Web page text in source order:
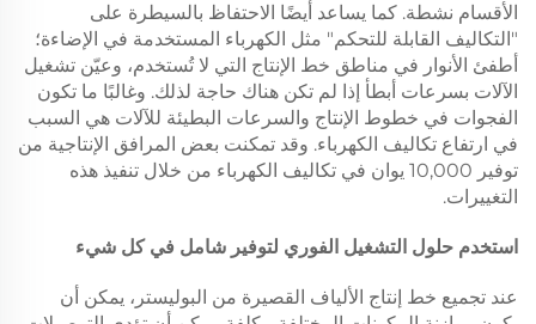
الأقسام نشطة. كما يساعد أيضًا الاحتفاظ بالسيطرة على
"التكاليف القابلة للتحكم" مثل الكهرباء المستخدمة في الإضاءة؛
أطفئ الأنوار في مناطق خط الإنتاج التي لا تُستخدم، وعيّن تشغيل
الآلات بسرعات أبطأ إذا لم تكن هناك حاجة لذلك. وغالبًا ما تكون
الفجوات في خطوط الإنتاج والسرعات البطيئة للآلات هي السبب
في ارتفاع تكاليف الكهرباء. وقد تمكنت بعض المرافق الإنتاجية من
توفير 10,000 يوان في تكاليف الكهرباء من خلال تنفيذ هذه
التغييرات.
استخدم حلول التشغيل الفوري لتوفير شامل في كل شيء
عند تجميع خط إنتاج الألياف القصيرة من البوليستر، يمكن أن